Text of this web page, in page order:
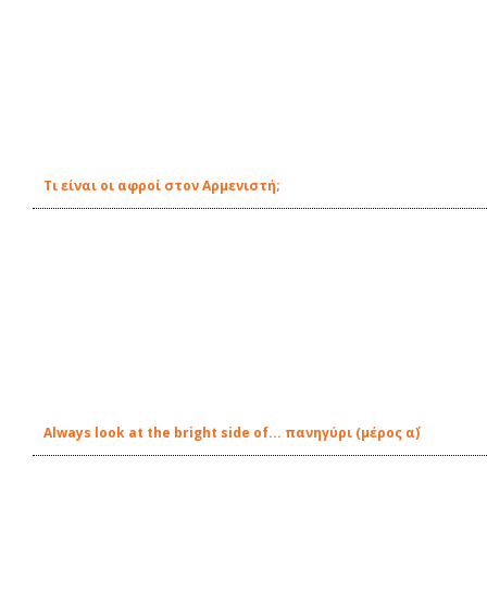
Τι είναι οι αφροί στον Αρμενιστή;
Always look at the bright side of... πανηγύρι (μέρος α΄)